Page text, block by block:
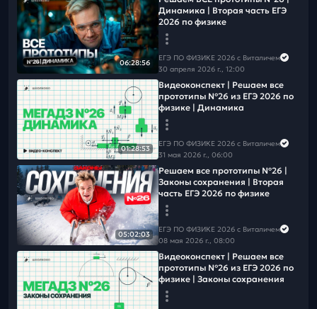
рассылку
Больше полезного и интересного смотри в ТГ и ВК👇
📲ВК
📲ТГ
📲Канал в MAX
06:28:56
Динамика | Вторая часть ЕГЭ
2026 по физике
ЕГЭ ПО ФИЗИКЕ 2026 с Виталичем
30 апреля 2026 г., 12:00
01:28:53
Видеоконcпект | Решаем все
прототипы №26 из ЕГЭ 2026 по
физике | Динамика
ЕГЭ ПО ФИЗИКЕ 2026 с Виталичем
31 мая 2026 г., 06:00
05:02:03
Решаем все прототипы Nº26 |
Законы сохранения | Вторая
часть ЕГЭ 2026 по физике
ЕГЭ ПО ФИЗИКЕ 2026 с Виталичем
08 мая 2026 г., 08:00
Видеоконcпект | Решаем все
прототипы №26 из ЕГЭ 2026 по
физике | Законы сохранения